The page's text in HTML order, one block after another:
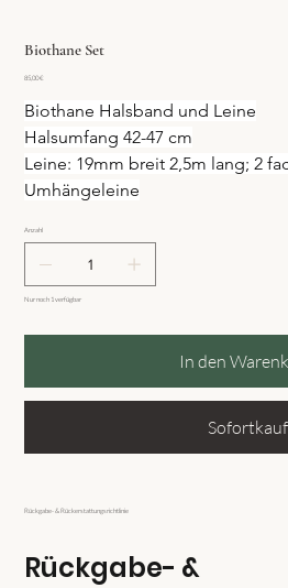
Biothane Set
Preis
85,00 €
Biothane Halsband und Leine
Halsumfang 42-47 cm
Leine: 19mm breit 2,5m lang; 2
Umhängeleine
Anzahl
Nur noch 1 verfügbar
In den
Sofortkauf
Rückgabe- & Rückerstattungsrichtlinie
Rückgabe- &